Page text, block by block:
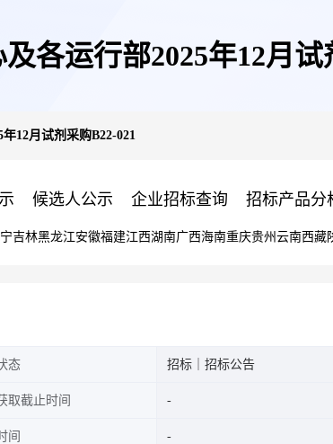
各运行部2025年12月试
12月试剂采购B22-021
候选人公示 企业招标查询 招标产品分
吉林黑龙江安徽福建江西湖南广西海南重庆贵州 云南西藏
态 招标｜招标公告
取截止时间
间